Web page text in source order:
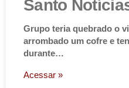
Santo
Grupo teria quebrado o
arrombado um cofre e
durante…
Acessar »